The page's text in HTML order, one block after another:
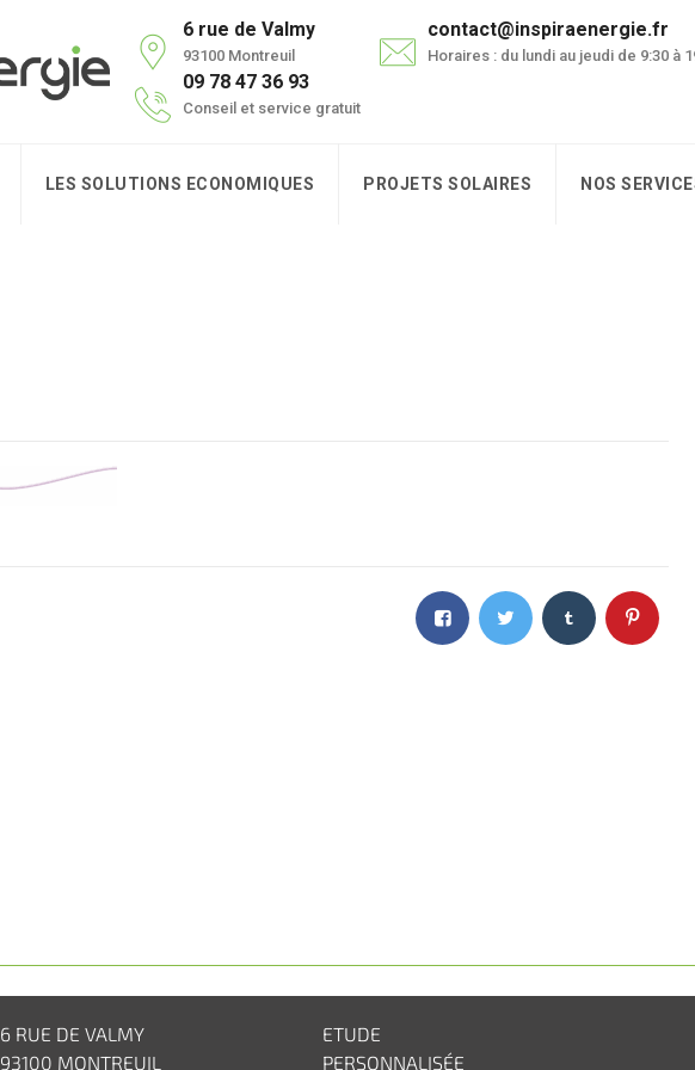
6 rue de Valmy
93100 Montreuil
contact@inspiraenergie.fr
Horaires : du lundi au jeudi de 9:30 à
09 78 47 36 93
Conseil et service gratuit
LES SOLUTIONS ECONOMIQUES PROJETS SOLAIRES NOS
6 RUE DE VALMY
93100 MONTREUIL
ETUDE
PERSONNALISÉE